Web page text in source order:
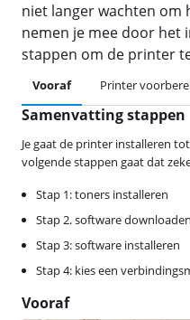
niet langer wachten om
nemen je mee door het
stappen om de printer
Vooraf Printer
Samenvatting stappen
Je gaat de printer installeren
volgende stappen gaat dat
Stap 1: toners installeren
Stap 2. software downloaden
Stap 3: software installeren
Stap 4: kies een
Vooraf